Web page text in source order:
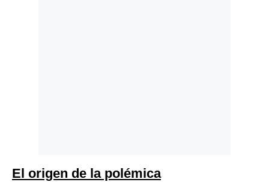
El origen de la polémica